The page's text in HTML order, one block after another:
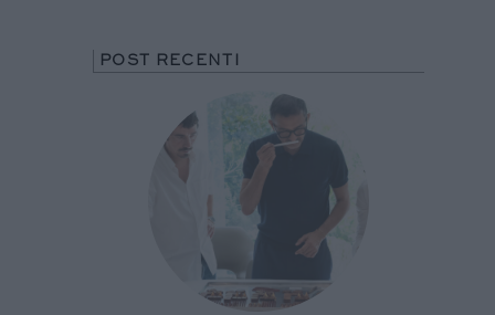
POST RECENTI